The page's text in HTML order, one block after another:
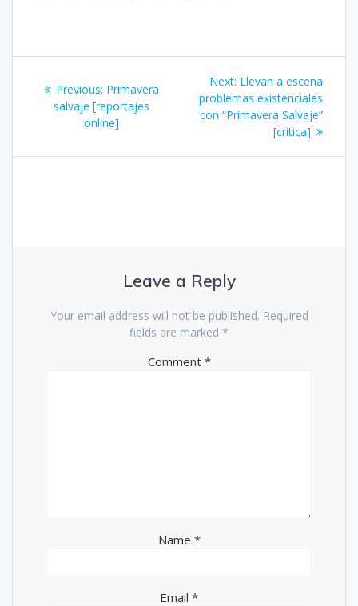
navigation
Previous: Previous
post:
Primavera
salvaje [reportajes
online]
Next: Next
post:
Llevan a escena
problemas existenciales
con “Primavera Salvaje”
[crítica]
Leave a Reply
Your email address will not be published. Required
fields are marked *
Comment *
Name *
Email *